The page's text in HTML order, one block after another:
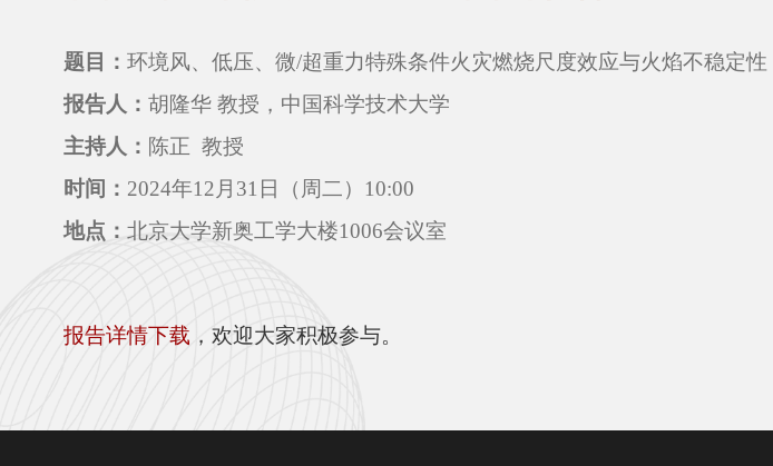
题目： 环境风、低压、微/超重力特殊条件火灾燃烧尺度效应与火焰不稳定性
报告人： 胡隆华 教授 ， 中国科学技术大学
主持人： 陈正 教授
时间： 2024年12月31日（周二）10:00
地点： 北京大学新奥工学大楼1006会议室
报告详情下载 ，欢迎大家积极参与。